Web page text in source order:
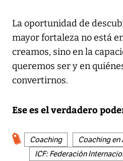
La oportunidad de
mayor fortaleza no está
creamos, sino en la
queremos ser y en
convertirnos.
Ese es el verdadero
Coaching
Coaching en
ICF: Federación